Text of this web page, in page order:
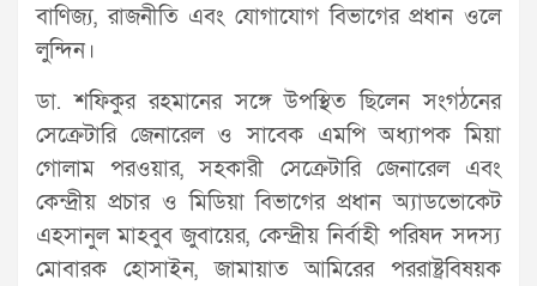
বাণিজ্য, রাজনীতি এবং যোগাযোগ বিভাগের প্রধান ওলে
লুন্দিন।
ডা. শফিকুর রহমানের সঙ্গে উপস্থিত ছিলেন সংগঠনের
সেক্রেটারি জেনারেল ও সাবেক এমপি অধ্যাপক মিয়া
গোলাম পরওয়ার, সহকারী সেক্রেটারি জেনারেল এবং
কেন্দ্রীয় প্রচার ও মিডিয়া বিভাগের প্রধান অ্যাডভোকেট
এহসানুল মাহবুব জুবায়ের, কেন্দ্রীয় নির্বাহী পরিষদ সদস্য
মোবারক হোসাইন, জামায়াত আমিরের পররাষ্ট্রবিষয়ক